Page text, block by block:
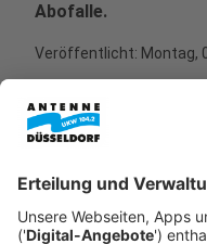
Abofalle.
Veröffentlicht: Montag,
Anzeige
Ungewöhnliche
Socken